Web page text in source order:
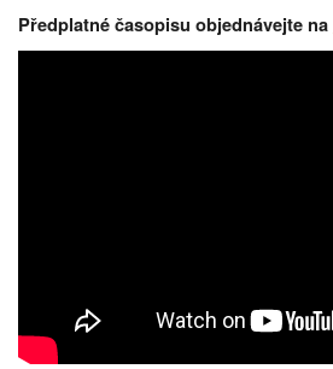
Předplatné časopisu objednávejte na